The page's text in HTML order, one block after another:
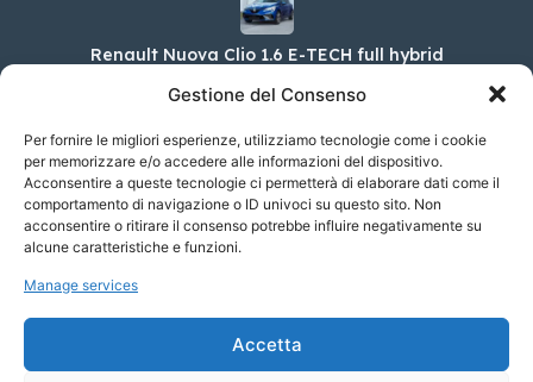
Gestione del Consenso
Per fornire le migliori esperienze, utilizziamo tecnologie come i cookie
per memorizzare e/o accedere alle informazioni del dispositivo.
Acconsentire a queste tecnologie ci permetterà di elaborare dati come il
comportamento di navigazione o ID univoci su questo sito. Non
acconsentire o ritirare il consenso potrebbe influire negativamente su
alcune caratteristiche e funzioni.
Manage services
Accetta
Renault Nuova Clio 1.6 E-TECH full hybrid
107KW TECHNO
24.250,00 €
DS DS 4 E-Tense 225 Cross Trocadero
47.800,00 €
Skoda Enyaq iV 85x Sportline 4×4